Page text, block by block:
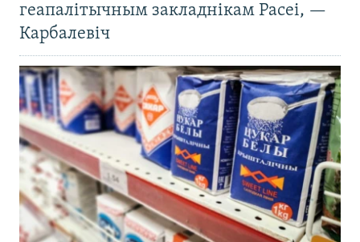
геапалітычным закладнікам Расеі, —
Карбалевіч